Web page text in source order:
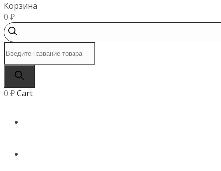
Корзина
0 ₽
товаров
0 ₽Cart